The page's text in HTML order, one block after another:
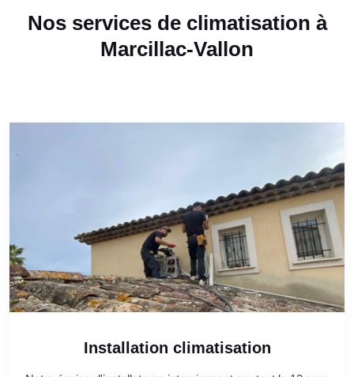
Nos services de climatisation à
Marcillac-Vallon
Installation climatisation